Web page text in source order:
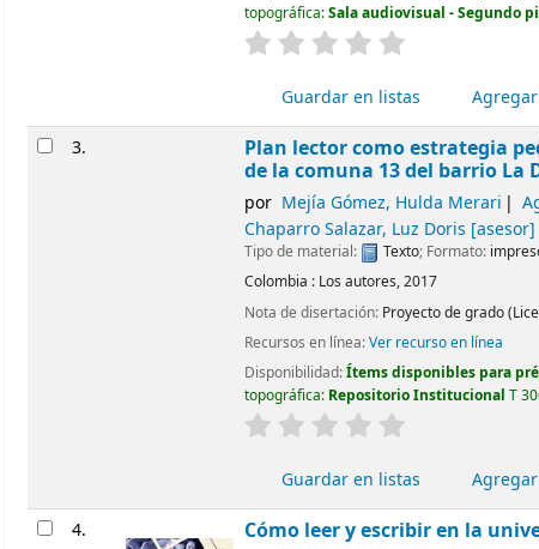
topográfica:Sala audiovisual - Segundo
valoración
Guardar en listas
3.
Plan lector como estrategia
de la comuna 13 del barrio
por Mejía Gómez, Hulda Merari
Chaparro Salazar, Luz Doris [asesor]
Tipo de material: Texto; Formato:
Colombia : Los autores,2017
Nota de disertación: Proyecto de grado
Recursos en línea:Ver recurso en línea
Disponibilidad:Ítems disponibles para
topográfica: Repositorio InstitucionalT
valoración
Guardar en listas
4. Cómo leer y escribir en la